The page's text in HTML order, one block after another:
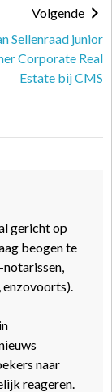
Volgende
Sellenraad junior
Corporate Real
Estate bij CMS
gericht op
beogen te
enzovoorts).
naar
reageren.